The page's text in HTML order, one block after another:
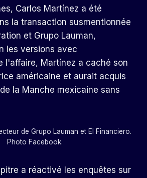
Carlos Martínez a été
la transaction susmentionnée
et Grupo Lauman,
les versions avec
l'affaire, Martínez a caché son
américaine et aurait acquis
la Manche mexicaine sans
de Grupo Lauman et El Financiero.
Photo Facebook.
a réactivé les enquêtes sur